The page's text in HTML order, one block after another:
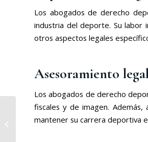
Los abogados de derecho
industria del deporte. Su labor
otros aspectos legales
Asesoramiento
Los abogados de derecho
fiscales y de imagen.
mantener su carrera deportiva
Abogado de seguros
en la protección de los